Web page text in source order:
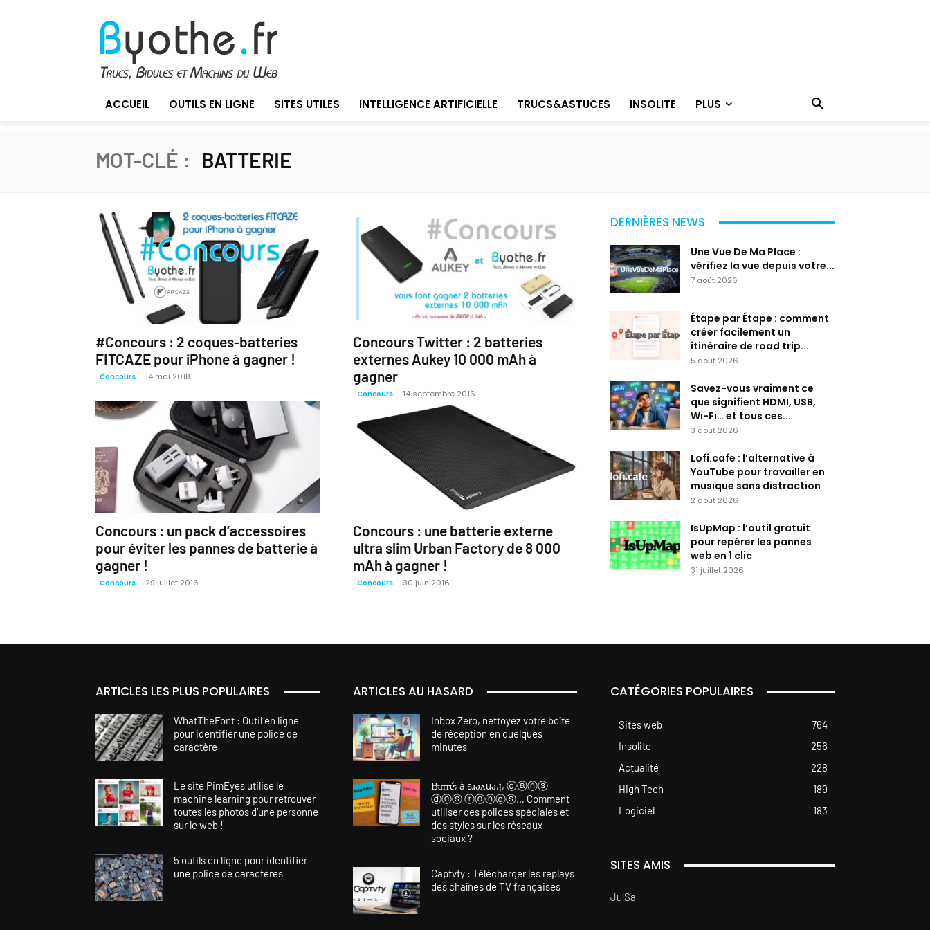
ACCUEIL OUTILS EN LIGNE SITES UTILES INTELLIGENCE ARTIFICIELLE TRUCS&ASTUCES INSOLITE PLUS
MOT-CLÉ : BATTERIE
#Concours : 2 coques-batteries
FITCAZE pour iPhone à gagner !
Concours 14 mai 2018
Concours Twitter : 2 batteries
externes Aukey 10 000 mAh à
gagner
Concours 14 septembre 2016
Concours : un pack d’accessoires
pour éviter les pannes de batterie à
gagner !
Concours 29 juillet 2016
Concours : une batterie externe
ultra slim Urban Factory de 8 000
mAh à gagner !
Concours 30 juin 2016
DERNIÈRES NEWS
Une Vue De Ma Place :
vérifiez la vue depuis votre...
7 août 2026
Étape par Étape : comment
créer facilement un
itinéraire de road trip...
5 août 2026
Savez-vous vraiment ce
que signifient HDMI, USB,
Wi-Fi… et tous ces...
3 août 2026
Lofi.cafe : l’alternative à
YouTube pour travailler en
musique sans distraction
2 août 2026
IsUpMap : l’outil gratuit
pour repérer les pannes
web en 1 clic
31 juillet 2026
ARTICLES LES PLUS POPULAIRES
WhatTheFont : Outil en ligne
pour identifier une police de
caractère
Le site PimEyes utilise le
machine learning pour retrouver
toutes les photos d’une personne
sur le web !
5 outils en ligne pour identifier
une police de caractères
ARTICLES AU HASARD
Inbox Zero, nettoyez votre boîte
de réception en quelques
minutes
B̵a̵r̵r̵é̵, à sɹǝʌuǝ,ן, ⓓⓐⓝⓢ
ⓓⓔⓢ ⓡⓞⓝⓓⓢ… Comment
utiliser des polices spéciales et
des styles sur les réseaux
sociaux ?
Captvty : Télécharger les replays
des chaînes de TV françaises
CATÉGORIES POPULAIRES
Sites web
764
Insolite
256
Actualité
228
High Tech
189
Logiciel
183
SITES AMIS
JulSa